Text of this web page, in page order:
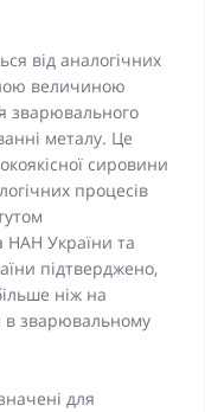
від аналогічних
величиною
зварювального
металу. Це
сировини
процесів
НАН України та
підтверджено,
ніж на
в зварювальному
для